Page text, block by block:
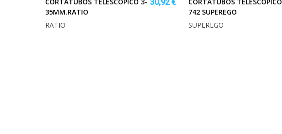
35MM.RATIO
30,92 €
RATIO
742 SUPEREGO
SUPEREGO